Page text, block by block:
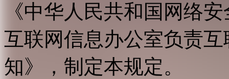
《中华人民共和国网络
互联网信息办公室负责
知》，制定本规定。